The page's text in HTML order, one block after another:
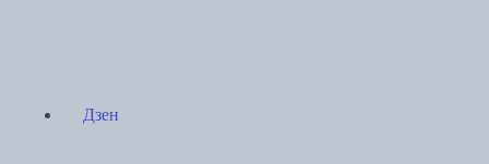
Дзен